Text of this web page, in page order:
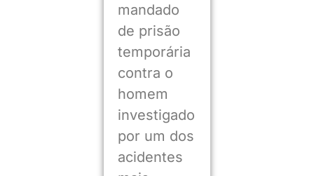
mandado
de prisão
temporária
contra o
homem
investigado
por um dos
acidentes